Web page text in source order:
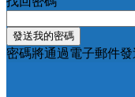
密碼將通過電子郵件發